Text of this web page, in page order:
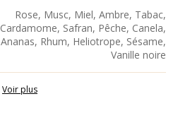
Rose, Musc, Miel, Ambre, Tabac,
Cardamome, Safran, Pêche, Canela,
Ananas, Rhum, Heliotrope, Sésame,
Vanille noire
Voir plus